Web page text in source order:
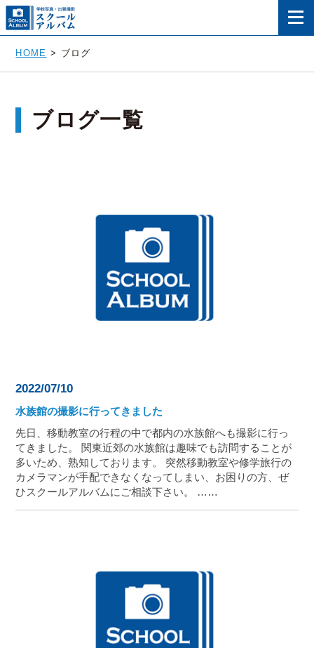
HOME > ブログ
ブログ一覧
2022/07/10
水族館の撮影に行ってきました
先日、移動教室の行程の中で都内の水族館へも撮影に行っ
てきました。 関東近郊の水族館は趣味でも訪問することが
多いため、熟知しております。 突然移動教室や修学旅行の
カメラマンが手配できなくなってしまい、お困りの方、ぜ
ひスクールアルバムにご相談下さい。 ……